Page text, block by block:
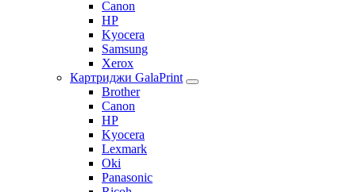
Canon
HP
Kyocera
Samsung
Xerox
Картриджи GalaPrint
Brother
Canon
HP
Kyocera
Lexmark
Oki
Panasonic